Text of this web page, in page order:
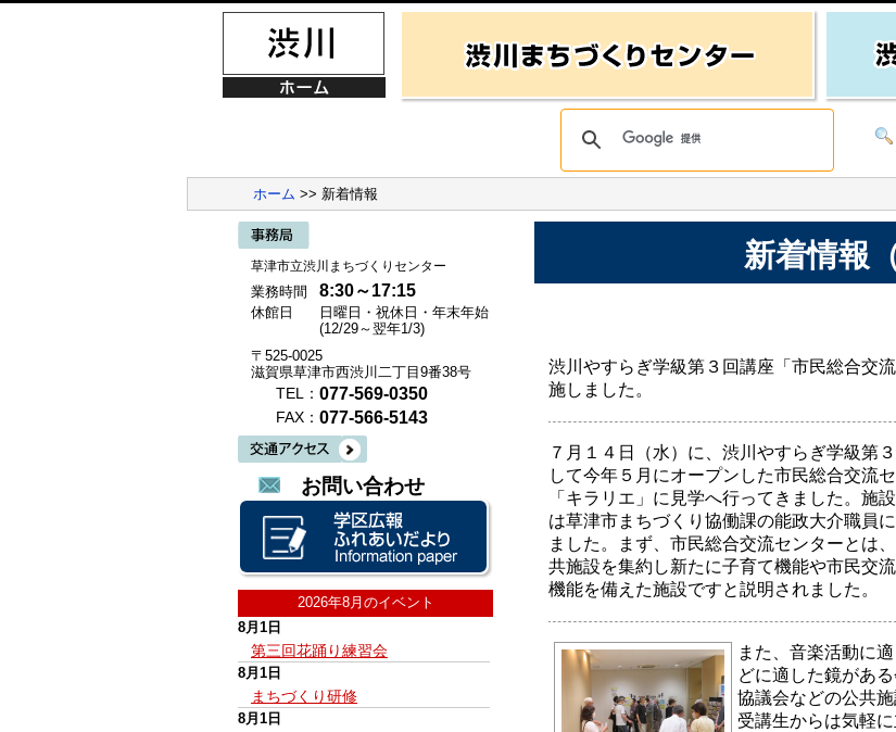
ホーム >> 新着情報
草津市立渋川まちづくりセンター
業務時間 8:30～17:15
休館日
日曜日・祝休日・年末年始
(12/29～翌年1/3)
〒525-0025
滋賀県草津市西渋川二丁目9番38号
TEL： 077-569-0350
FAX： 077-566-5143
お問い合わせ
2026年8月のイベント
8月1日
第三回花踊り練習会
8月1日
まちづくり研修
8月1日
新着情報
渋川やすらぎ学級第３回講座「市民総合交
施しました。
７月１４日（水）に、渋川やすらぎ学級第
して今年５月にオープンした市民総合交流
「キラリエ」に見学へ行ってきました。施
は草津市まちづくり協働課の能政大介職員
ました。まず、市民総合交流センターとは
共施設を集約し新たに子育て機能や市民交
機能を備えた施設ですと説明されました。
また、音楽活動に
どに適した鏡があ
協議会などの公共
受講生からは気軽